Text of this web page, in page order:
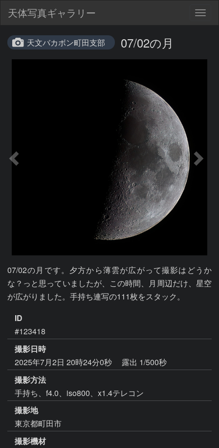
天体写真ギャラリー
天文バカボン町田支部 07/02の月
07/02の月です。夕方から薄雲が広がって撮影はどうか
な？っと思っていましたが、この時間、月周辺だけ、星空
が広がりました。手持ち連写の111枚をスタック。
ID
#123418
撮影日時
2025年7月2日 20時24分0秒
露出 1/500秒
撮影方法
手持ち、f4.0、iso800、x1.4テレコン
撮影地
東京都町田市
撮影機材